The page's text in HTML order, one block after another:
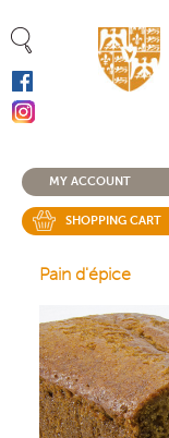
to
main
MY ACCOUNT
SHOPPING CART
Pain d'épice